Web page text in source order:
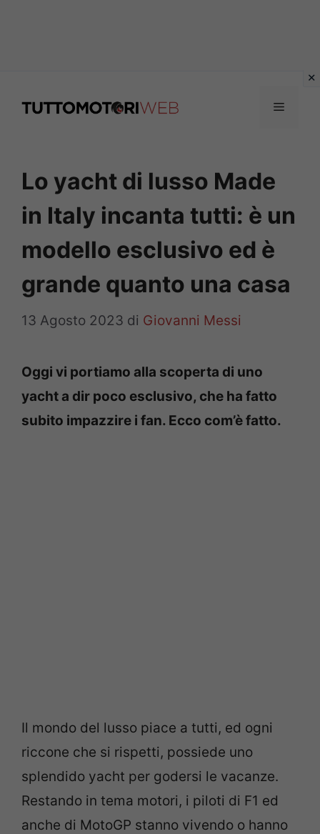
Menu
Lo yacht di lusso Made
in Italy incanta tutti: è un
modello esclusivo ed è
grande quanto una casa
13 Agosto 2023 di Giovanni Messi
Oggi vi portiamo alla scoperta di uno
yacht a dir poco esclusivo, che ha fatto
subito impazzire i fan. Ecco com’è fatto.
Il mondo del lusso piace a tutti, ed ogni
riccone che si rispetti, possiede uno
splendido yacht per godersi le vacanze.
Restando in tema motori, i piloti di F1 ed
anche di MotoGP stanno vivendo o hanno